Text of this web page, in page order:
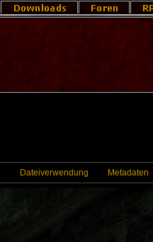
Dateiverwendung Metadaten